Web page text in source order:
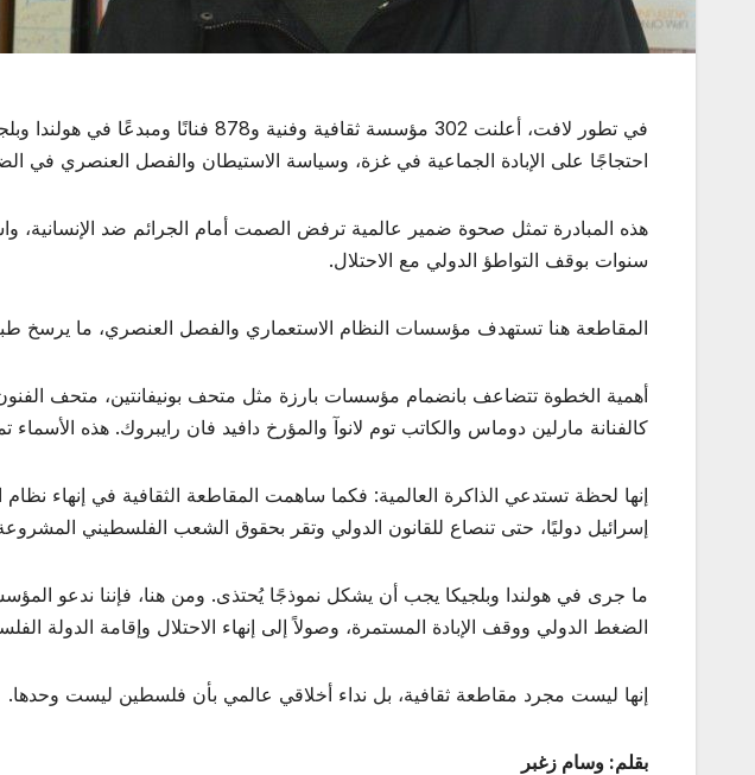
في تطور لافت، أعلنت 302 مؤسسة
احتجاجًا على الإبادة الجماعية في غزة، وسياسة الاستيطان والفصل العنصري في
سنوات بوقف التواطؤ الدولي مع الاحتلال.
المقاطعة هنا تستهدف مؤسسات النظام الاستعماري والفصل العنصري، ما يرسخ
أهمية الخطوة تتضاعف بانضمام مؤسسات بارزة مثل متحف بونيفانتين، متحف
كالفنانة مارلين دوماس والكاتب توم لانوآ والمؤرخ دافيد فان رايبروك. هذه
إنها لحظة تستدعي الذاكرة العالمية: فكما ساهمت المقاطعة الثقافية في إنهاء
إسرائيل دوليًا، حتى تنصاع للقانون الدولي وتقر بحقوق الشعب الفلسطيني
ما جرى في هولندا وبلجيكا يجب أن يشكل نموذجًا يُحتذى. ومن هنا، فإننا ندعو
الضغط الدولي ووقف الإبادة المستمرة، وصولاً إلى إنهاء الاحتلال وإقامة الدولة
إنها ليست مجرد مقاطعة ثقافية، بل نداء أخلاقي عالمي بأن فلسطين ليست وحدها.
بقلم: وسام زغبر